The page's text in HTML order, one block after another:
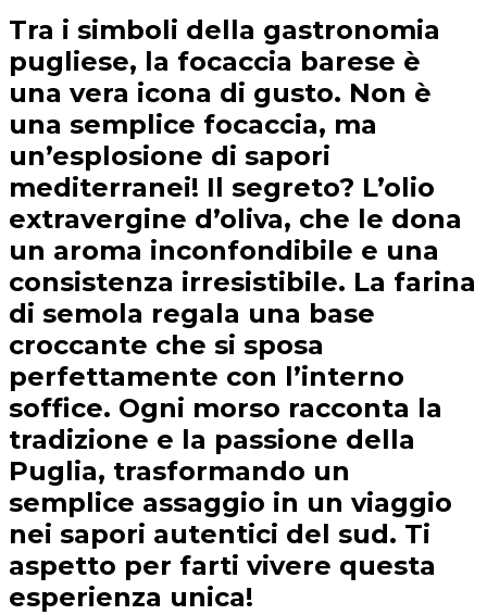
Tra i simboli della gastronomia
pugliese, la focaccia barese è
una vera icona di gusto. Non è
una semplice focaccia, ma
un’esplosione di sapori
mediterranei! Il segreto? L’olio
extravergine d’oliva, che le dona
un aroma inconfondibile e una
consistenza irresistibile. La farina
di semola regala una base
croccante che si sposa
perfettamente con l’interno
soffice. Ogni morso racconta la
tradizione e la passione della
Puglia, trasformando un
semplice assaggio in un viaggio
nei sapori autentici del sud. Ti
aspetto per farti vivere questa
esperienza unica!